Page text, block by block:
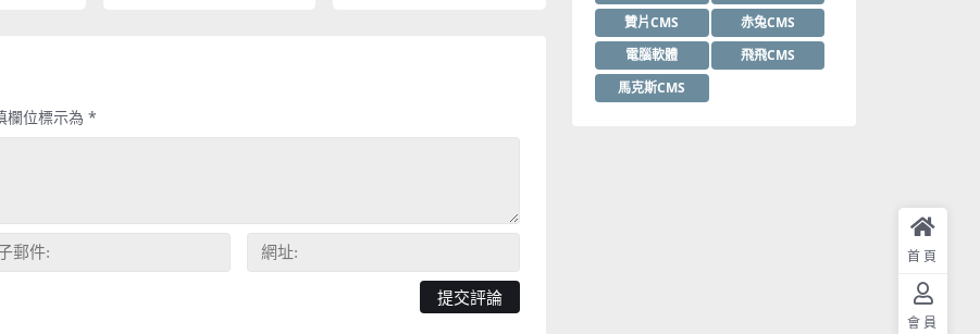
欄位標示為 *
贊片CMS
赤兔CMS
電腦軟體
飛飛CMS
馬克斯CMS
首頁
會員